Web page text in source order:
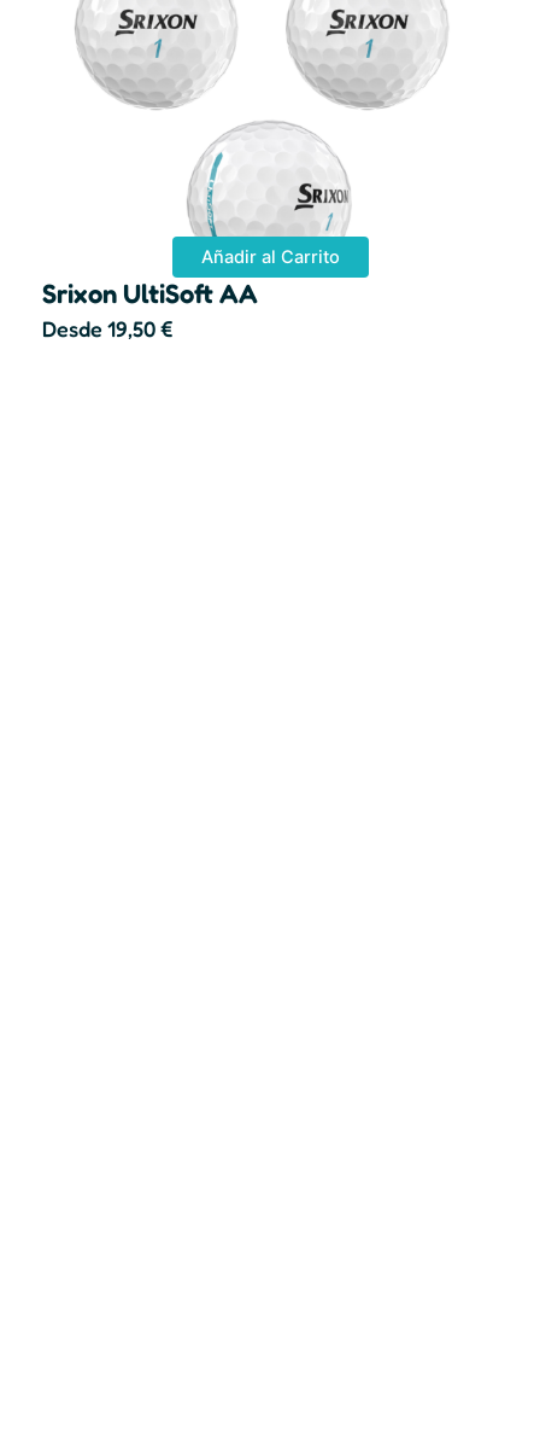
Añadir al Carrito
Srixon UltiSoft AA
Desde19,50€